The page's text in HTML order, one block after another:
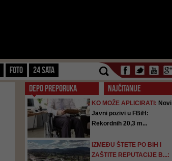
FOTO 24 SATA
DEPO PREPORUKA NAJČITANIJE
KO MOŽE APLICIRATI: Novi
Javni pozivi u FBiH:
Rekordnih 20,3 m...
IZMEĐU ŠTETE PO BIH I
ZAŠTITE REPUTACIJE B...: